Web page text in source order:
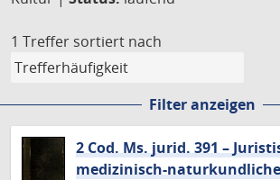
1 Treffer sortiert nach
Filter anzeigen
2 Cod. Ms. jurid. 391 –
medizinisch-naturkundliche